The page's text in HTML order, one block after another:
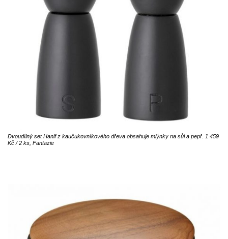
Dvoudílný set Hanif z kaučukovníkového dřeva obsahuje mlýnky na sůl a pepř. 1 459
Kč / 2 ks, Fantazie